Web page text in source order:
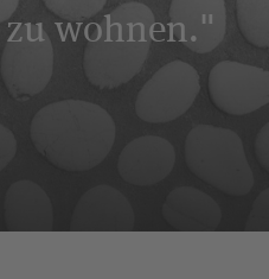
wohnen."